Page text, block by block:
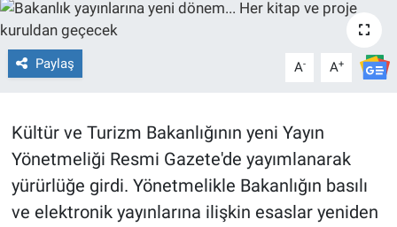
Paylaş A- A+
Kültür ve Turizm Bakanlığının yeni Yayın
Yönetmeliği Resmi Gazete'de yayımlanarak
yürürlüğe girdi. Yönetmelikle Bakanlığın basılı
ve elektronik yayınlarına ilişkin esaslar yeniden
İlçeler
MAGAZİN
Bilim, Teknoloji
ASAYİŞ
ÇEVRE